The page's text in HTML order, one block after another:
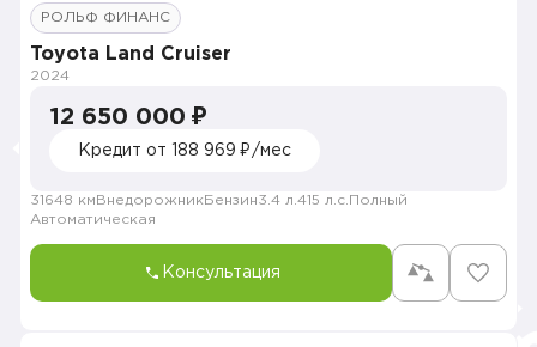
РОЛЬФ ФИНАНС
Toyota Land Cruiser
2024
12 650 000 ₽
Кредит от 188 969 ₽/мес
31648 км Внедорожник Бензин3.4 л. 415 л.с. Полный
Автоматическая
Консультация